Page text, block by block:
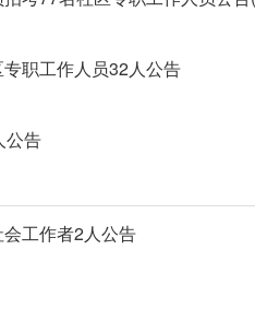
职工作人员32人公告
公告
工作者2人公告